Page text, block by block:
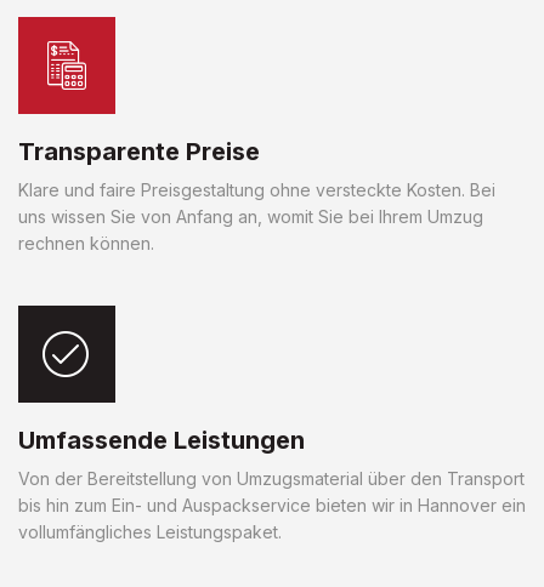
Transparente Preise
Klare und faire Preisgestaltung ohne versteckte Kosten. Bei
uns wissen Sie von Anfang an, womit Sie bei Ihrem Umzug
rechnen können.
Umfassende Leistungen
Von der Bereitstellung von Umzugsmaterial über den Transport
bis hin zum Ein- und Auspackservice bieten wir in Hannover ein
vollumfängliches Leistungspaket.